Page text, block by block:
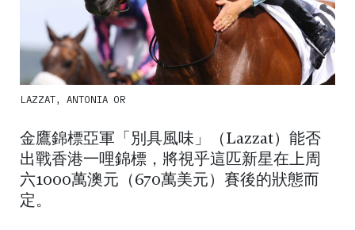
LAZZAT, ANTONIA OR
金鷹錦標亞軍「別具風味」（Lazzat）能否
出戰香港一哩錦標，將視乎這匹新星在上周
六1000萬澳元（670萬美元）賽後的狀態而
定。